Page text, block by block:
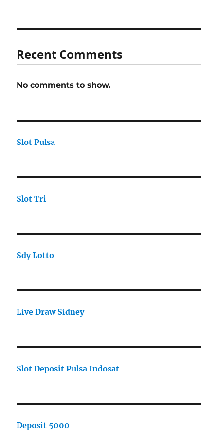
Recent Comments
No comments to show.
Slot Pulsa
Slot Tri
Sdy Lotto
Live Draw Sidney
Slot Deposit Pulsa Indosat
Deposit 5000